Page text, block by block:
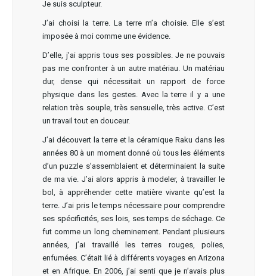
Je suis sculpteur.
J’ai choisi la terre. La terre m’a choisie. Elle s’est
imposée à moi comme une évidence.
D’elle, j’ai appris tous ses possibles. Je ne pouvais
pas me confronter à un autre matériau. Un matériau
dur, dense qui nécessitait un rapport de force
physique dans les gestes. Avec la terre il y a une
relation très souple, très sensuelle, très active. C’est
un travail tout en douceur.
J’ai découvert la terre et la céramique Raku dans les
années 80 à un moment donné où tous les éléments
d’un puzzle s’assemblaient et déterminaient la suite
de ma vie. J’ai alors appris à modeler, à travailler le
bol, à appréhender cette matière vivante qu’est la
terre. J’ai pris le temps nécessaire pour comprendre
ses spécificités, ses lois, ses temps de séchage. Ce
fut comme un long cheminement. Pendant plusieurs
années, j’ai travaillé les terres rouges, polies,
enfumées. C’était lié à différents voyages en Arizona
et en Afrique. En 2006, j’ai senti que je n’avais plus